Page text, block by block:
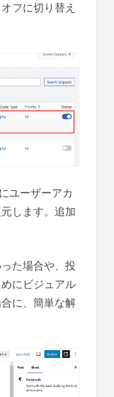
フに切り替え
ユーザーアカ
します。追加
た場合や、投
にビジュアル
に、簡単な解